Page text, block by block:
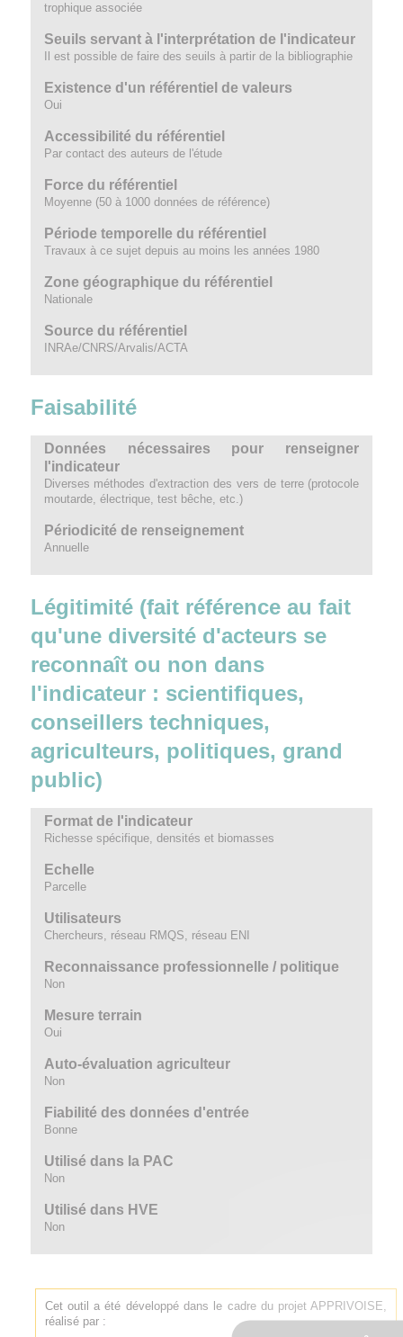
trophique associée
Seuils servant à l'interprétation de l'indicateur
Il est possible de faire des seuils à partir de la bibliographie
Existence d'un référentiel de valeurs
Oui
Accessibilité du référentiel
Par contact des auteurs de l'étude
Force du référentiel
Moyenne (50 à 1000 données de référence)
Période temporelle du référentiel
Travaux à ce sujet depuis au moins les années 1980
Zone géographique du référentiel
Nationale
Source du référentiel
INRAe/CNRS/Arvalis/ACTA
Faisabilité
Données nécessaires pour renseigner
l'indicateur
Diverses méthodes d'extraction des vers de terre (protocole
moutarde, électrique, test bêche, etc.)
Périodicité de renseignement
Annuelle
Légitimité (fait référence au fait
qu'une diversité d'acteurs se
reconnaît ou non dans
l'indicateur : scientifiques,
conseillers techniques,
agriculteurs, politiques, grand
public)
Format de l'indicateur
Richesse spécifique, densités et biomasses
Echelle
Parcelle
Utilisateurs
Chercheurs, réseau RMQS, réseau ENI
Reconnaissance professionnelle / politique
Non
Mesure terrain
Oui
Auto-évaluation agriculteur
Non
Fiabilité des données d'entrée
Bonne
Utilisé dans la PAC
Non
Utilisé dans HVE
Non
Cet outil a été développé dans le cadre du projet APPRIVOISE,
réalisé par :